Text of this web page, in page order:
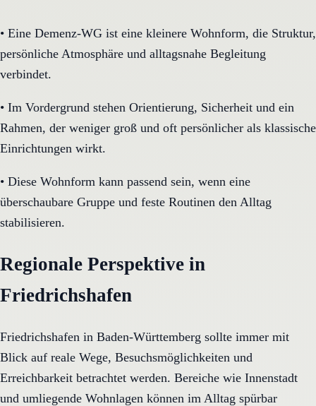
• Eine Demenz-WG ist eine kleinere Wohnform, die Struktur,
persönliche Atmosphäre und alltagsnahe Begleitung
verbindet.
• Im Vordergrund stehen Orientierung, Sicherheit und ein
Rahmen, der weniger groß und oft persönlicher als klassische
Einrichtungen wirkt.
• Diese Wohnform kann passend sein, wenn eine
überschaubare Gruppe und feste Routinen den Alltag
stabilisieren.
Regionale Perspektive in
Friedrichshafen
Friedrichshafen in Baden-Württemberg sollte immer mit
Blick auf reale Wege, Besuchsmöglichkeiten und
Erreichbarkeit betrachtet werden. Bereiche wie Innenstadt
und umliegende Wohnlagen können im Alltag spürbar